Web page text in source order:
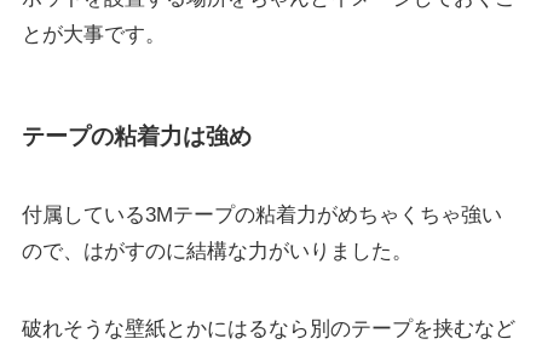
とが大事です。
テープの粘着力は強め
付属している3Mテープの粘着力がめちゃくちゃ強い
ので、はがすのに結構な力がいりました。
破れそうな壁紙とかにはるなら別のテープを挟むなど